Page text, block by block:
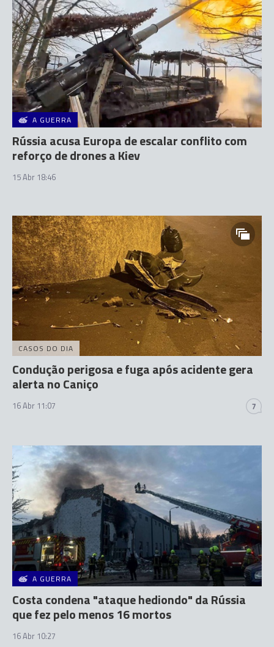
A GUERRA
Rússia acusa Europa de escalar conflito com
reforço de drones a Kiev
15 Abr 18:46
CASOS DO DIA
Condução perigosa e fuga após acidente gera
alerta no Caniço
16 Abr 11:07 7
A GUERRA
Costa condena "ataque hediondo" da Rússia
que fez pelo menos 16 mortos
16 Abr 10:27